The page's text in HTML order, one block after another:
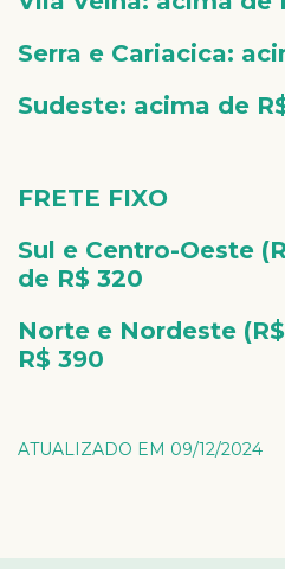
Serra e Cariacica:
Sudeste: acima de
FRETE FIXO
Sul e Centro-Oeste
de R$ 320
Norte e Nordeste
R$ 390
ATUALIZADO EM 09/12/2024